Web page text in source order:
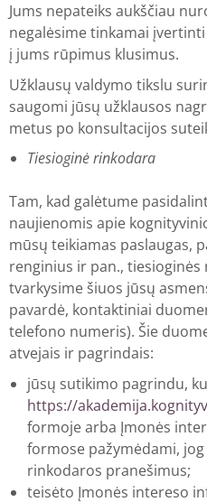
Jums nepateiks aukščiau
negalėsime tinkamai
į jums rūpimus klusimus.
Užklausų valdymo tikslu
saugomi jūsų užklausos
metus po konsultacijos
Tiesioginė rinkodara
Tam, kad galėtume
naujienomis apie
mūsų teikiamas paslaugas,
renginius ir pan.,
tvarkysime šiuos jūsų
pavardė, kontaktiniai
telefono numeris). Šie
atvejais ir pagrindais:
jūsų sutikimo pagrindu,
https://
formoje arba Įmonės
formose pažymėdami,
rinkodaros pranešimus;
teisėto Įmonės intereso